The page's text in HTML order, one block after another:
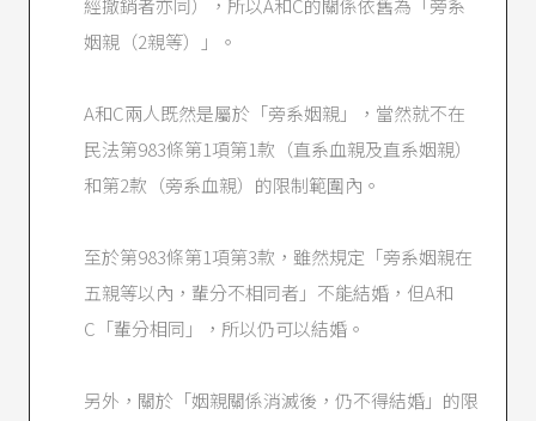
司法院釋字第242號解釋
司法院釋字第552號解釋。
經撤銷者亦同），所以A和C的關係依舊為「旁系
姻親（2親等）」。
A和C兩人既然是屬於「旁系姻親」，當然就不在
民法第983條第1項第1款（直系血親及直系姻親）
和第2款（旁系血親）的限制範圍內。
至於第983條第1項第3款，雖然規定「旁系姻親在
五親等以內，輩分不相同者」不能結婚，但A和
C「輩分相同」，所以仍可以結婚。
另外，關於「姻親關係消滅後，仍不得結婚」的限